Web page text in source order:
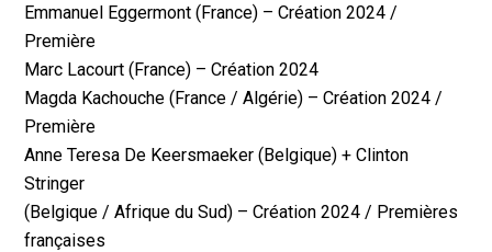
Emmanuel Eggermont (France) – Création 2024 /
Première
Marc Lacourt (France) – Création 2024
Magda Kachouche (France / Algérie) – Création 2024 /
Première
Anne Teresa De Keersmaeker (Belgique) + Clinton
Stringer
(Belgique / Afrique du Sud) – Création 2024 / Premières
françaises